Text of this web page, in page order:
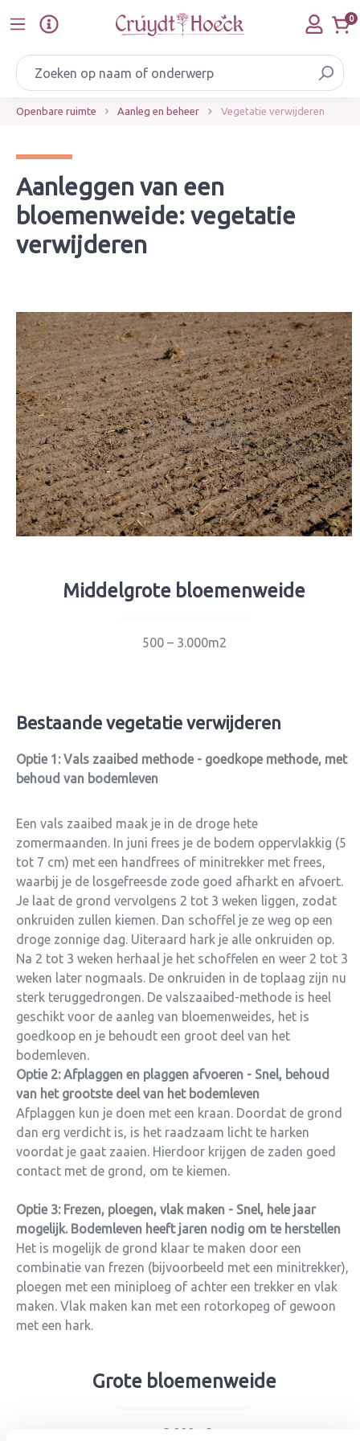
Ga naar de hoofdinhoud 0
Openbare ruimte Aanleg en beheer Vegetatie verwijderen
Aanleggen van een
bloemenweide: vegetatie
verwijderen
Middelgrote bloemenweide
500 – 3.000m2
Bestaande vegetatie verwijderen
Optie 1: Vals zaaibed methode - goedkope methode, met
behoud van bodemleven
Een vals zaaibed maak je in de droge hete
zomermaanden. In juni frees je de bodem oppervlakkig (5
tot 7 cm) met een handfrees of minitrekker met frees,
waarbij je de losgefreesde zode goed afharkt en afvoert.
Je laat de grond vervolgens 2 tot 3 weken liggen, zodat
onkruiden zullen kiemen. Dan schoffel je ze weg op een
droge zonnige dag. Uiteraard hark je alle onkruiden op.
Na 2 tot 3 weken herhaal je het schoffelen en weer 2 tot 3
weken later nogmaals. De onkruiden in de toplaag zijn nu
sterk teruggedrongen. De valszaaibed-methode is heel
geschikt voor de aanleg van bloemenweides, het is
goedkoop en je behoudt een groot deel van het
bodemleven.
Optie 2: Afplaggen en plaggen afvoeren - Snel, behoud
van het grootste deel van het bodemleven
Afplaggen kun je doen met een kraan. Doordat de grond
dan erg verdicht is, is het raadzaam licht te harken
voordat je gaat zaaien. Hierdoor krijgen de zaden goed
contact met de grond, om te kiemen.
Optie 3: Frezen, ploegen, vlak maken - Snel, hele jaar
mogelijk. Bodemleven heeft jaren nodig om te herstellen
Het is mogelijk de grond klaar te maken door een
combinatie van frezen (bijvoorbeeld met een minitrekker),
ploegen met een miniploeg of achter een trekker en vlak
maken. Vlak maken kan met een rotorkopeg of gewoon
met een hark.
Grote bloemenweide
>3.000m2